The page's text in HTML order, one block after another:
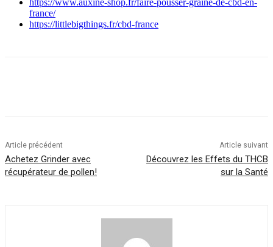
france/
https://littlebigthings.fr/cbd-france
Article précédent
Achetez Grinder avec
récupérateur de pollen!
Article suivant
Découvrez les Effets du THCB
sur la Santé